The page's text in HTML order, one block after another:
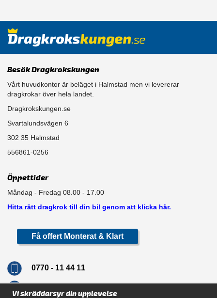
Besök Dragkrokskungen
Vårt huvudkontor är beläget i Halmstad men vi levererar
dragkrokar över hela landet.
Dragkrokskungen.se
Svartalundsvägen 6
302 35 Halmstad
556861-0256
Öppettider
Måndag - Fredag 08.00 - 17.00
Hitta rätt dragkrok till din bil genom att klicka här.
Få offert Monterat & Klart
0770 - 11 44 11
Vi skräddarsyr din upplevelse